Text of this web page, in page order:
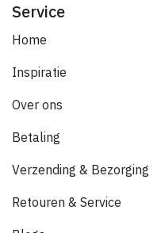
Service
Home
Inspiratie
Over ons
Betaling
Verzending & Bezorging
Retouren & Service